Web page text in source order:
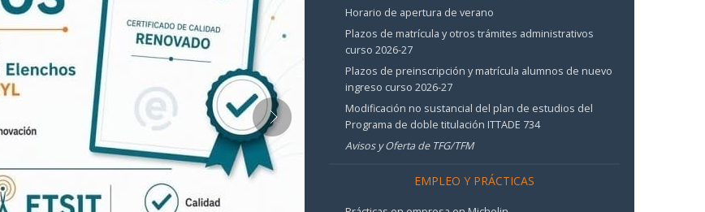
Horario de apertura de verano
Plazos de matrícula y otros trámites administrativos
curso 2026-27
Plazos de preinscripción y matrícula alumnos de nuevo
ingreso curso 2026-27
Modificación no sustancial del plan de estudios del
Programa de doble titulación ITTADE 734
Avisos y Oferta de TFG/TFM
EMPLEO Y PRÁCTICAS